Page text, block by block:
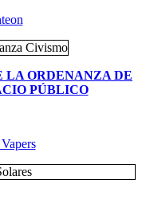
LA ORDENANZA DE
PÚBLICO